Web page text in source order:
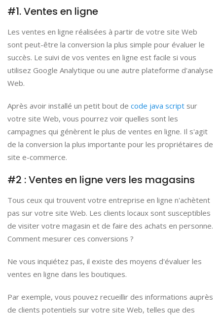
#1. Ventes en ligne
Les ventes en ligne réalisées à partir de votre site Web
sont peut-être la conversion la plus simple pour évaluer le
succès. Le suivi de vos ventes en ligne est facile si vous
utilisez Google Analytique ou une autre plateforme d'analyse
Web.
Après avoir installé un petit bout de code java script sur
votre site Web, vous pourrez voir quelles sont les
campagnes qui génèrent le plus de ventes en ligne. Il s'agit
de la conversion la plus importante pour les propriétaires de
site e-commerce.
#2 : Ventes en ligne vers les magasins
Tous ceux qui trouvent votre entreprise en ligne n'achètent
pas sur votre site Web. Les clients locaux sont susceptibles
de visiter votre magasin et de faire des achats en personne.
Comment mesurer ces conversions ?
Ne vous inquiétez pas, il existe des moyens d'évaluer les
ventes en ligne dans les boutiques.
Par exemple, vous pouvez recueillir des informations auprès
de clients potentiels sur votre site Web, telles que des